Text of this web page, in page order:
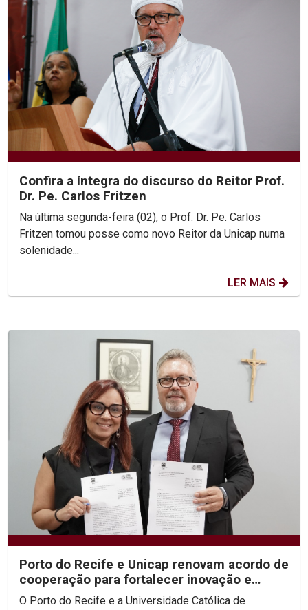
Confira a íntegra do discurso do Reitor Prof.
Dr. Pe. Carlos Fritzen
Na última segunda-feira (02), o Prof. Dr. Pe. Carlos
Fritzen tomou posse como novo Reitor da Unicap numa
solenidade...
LER MAIS
Porto do Recife e Unicap renovam acordo de
cooperação para fortalecer inovação e
formação acadêmica
O Porto do Recife e a Universidade Católica de